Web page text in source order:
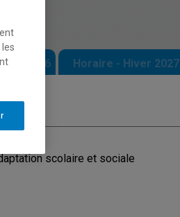
2026 Horaire - Hiver 2027
scolaire et sociale